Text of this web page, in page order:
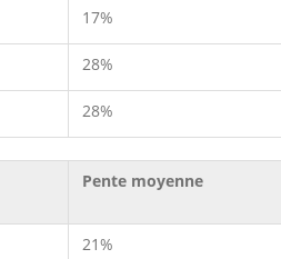
17%
28%
28%
Pente moyenne
21%